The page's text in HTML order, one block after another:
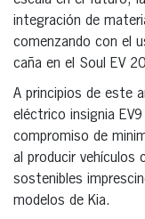
integración de
comenzando con el
caña en el Soul EV
A principios de este
eléctrico insignia
compromiso de
al producir vehículos
sostenibles
modelos de Kia.